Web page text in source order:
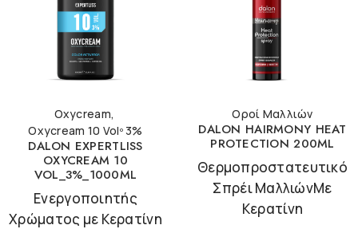
Oxycream,
Oxycream 10 Volº 3%
DALON EXPERTLISS
OXYCREAM 10
VOL_3%_1000ML
Ενεργοποιητής
Χρώματος με Κερατίνη
Οροί Μαλλιών
DALON HAIRMONY HEAT
PROTECTION 200ML
Θερμοπροστατευτικό
Σπρέι ΜαλλιώνΜε
Κερατίνη